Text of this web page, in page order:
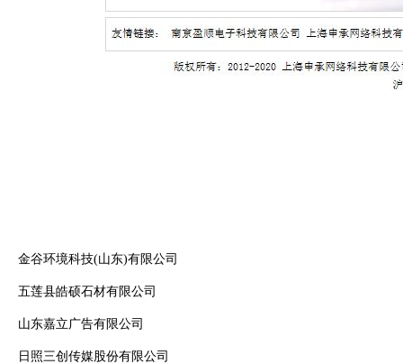
金谷环境科技(山东)有限公司
五莲县皓硕石材有限公司
山东嘉立广告有限公司
日照三创传媒股份有限公司